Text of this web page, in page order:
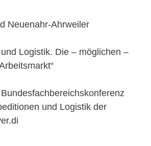
Neuenahr-Ahrweiler
Logistik. Die – möglichen –
und Logistik der